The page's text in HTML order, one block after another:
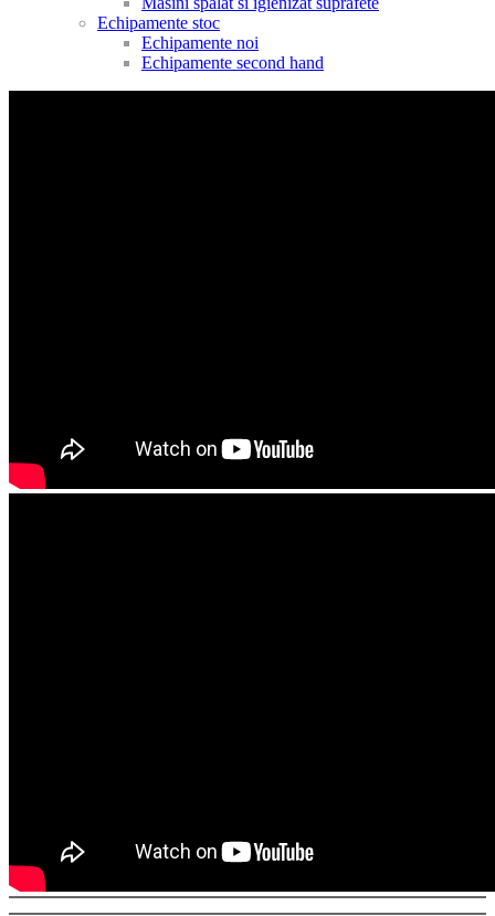
Echipamente stoc
Echipamente noi
Echipamente second hand